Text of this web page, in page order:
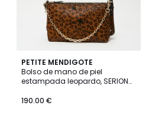
PETITE MENDIGOTE
Bolso de mano de piel
estampada leopardo, SERION
190.00 €
5
/
5